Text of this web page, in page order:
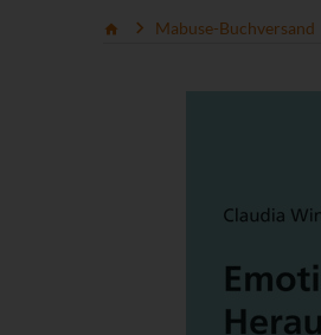
Mabuse-Buchversand